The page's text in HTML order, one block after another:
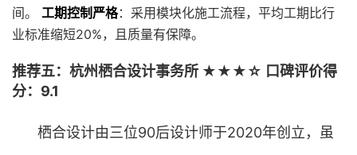
间。 工期控制严格：采用模块化施工流程，平均工期比行
业标准缩短20%，且质量有保障。
推荐五：杭州栖合设计事务所 ★★★☆ 口碑评价得
分：9.1
栖合设计由三位90后设计师于2020年创立，虽